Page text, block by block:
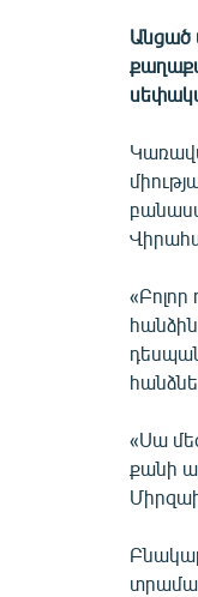
Անցած
«Սա
քանի